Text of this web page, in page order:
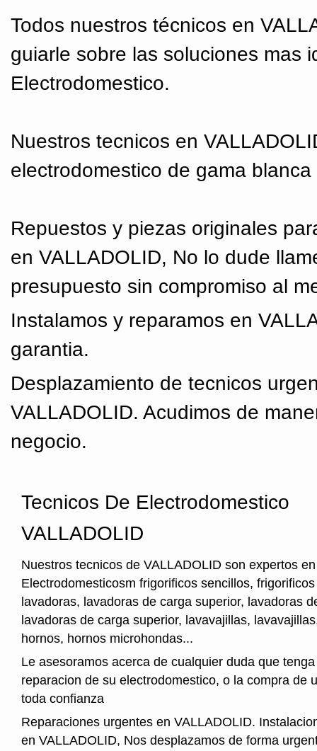
Todos nuestros técnicos en
guiarle sobre las soluciones mas
Electrodomestico.
Nuestros tecnicos en
electrodomestico de gama
Repuestos y piezas originales
en VALLADOLID, No lo dude
presupuesto sin compromiso al
Instalamos y reparamos en
garantia.
Desplazamiento de tecnicos
VALLADOLID. Acudimos de
negocio.
Tecnicos De Electrodomestico
VALLADOLID
Nuestros tecnicos de VALLADOLID son expertos
Electrodomesticosm frigorificos sencillos,
lavadoras, lavadoras de carga superior, lavadoras
lavadoras de carga superior, lavavajillas,
hornos, hornos microhondas...
Le asesoramos acerca de cualquier duda que
reparacion de su electrodomestico, o la compra de
toda confianza
Reparaciones urgentes en VALLADOLID.
en VALLADOLID, Nos desplazamos de forma